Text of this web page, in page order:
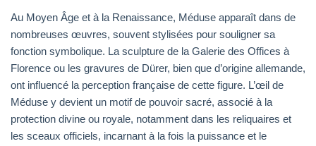
Au Moyen Âge et à la Renaissance, Méduse apparaît dans de
nombreuses œuvres, souvent stylisées pour souligner sa
fonction symbolique. La sculpture de la Galerie des Offices à
Florence ou les gravures de Dürer, bien que d’origine allemande,
ont influencé la perception française de cette figure. L’œil de
Méduse y devient un motif de pouvoir sacré, associé à la
protection divine ou royale, notamment dans les reliquaires et
les sceaux officiels, incarnant à la fois la puissance et le